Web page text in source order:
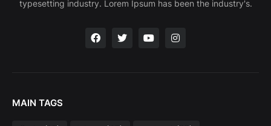
typesetting industry. Lorem Ipsum has been the industry's.
MAIN TAGS